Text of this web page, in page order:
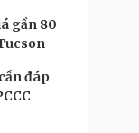
gần 80
đáp